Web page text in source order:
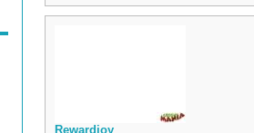
Rewardjoy